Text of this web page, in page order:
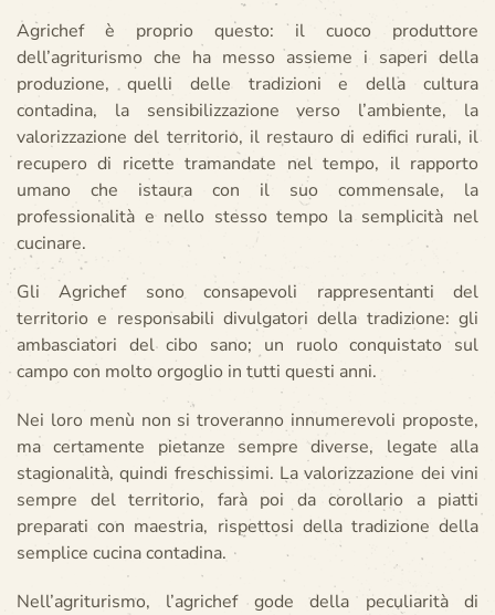
Agrichef è proprio questo: il cuoco produttore
dell’agriturismo che ha messo assieme i saperi della
produzione, quelli delle tradizioni e della cultura
contadina, la sensibilizzazione verso l’ambiente, la
valorizzazione del territorio, il restauro di edifici rurali, il
recupero di ricette tramandate nel tempo, il rapporto
umano che istaura con il suo commensale, la
professionalità e nello stesso tempo la semplicità nel
cucinare.
Gli Agrichef sono consapevoli rappresentanti del
territorio e responsabili divulgatori della tradizione: gli
ambasciatori del cibo sano; un ruolo conquistato sul
campo con molto orgoglio in tutti questi anni.
Nei loro menù non si troveranno innumerevoli proposte,
ma certamente pietanze sempre diverse, legate alla
stagionalità, quindi freschissimi. La valorizzazione dei vini
sempre del territorio, farà poi da corollario a piatti
preparati con maestria, rispettosi della tradizione della
semplice cucina contadina.
Nell’agriturismo, l’agrichef gode della peculiarità di